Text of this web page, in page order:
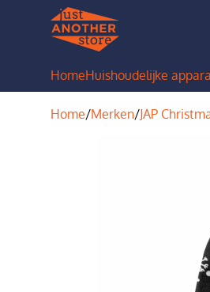
HomeHuishoudelijke
Home/Merken/JAP